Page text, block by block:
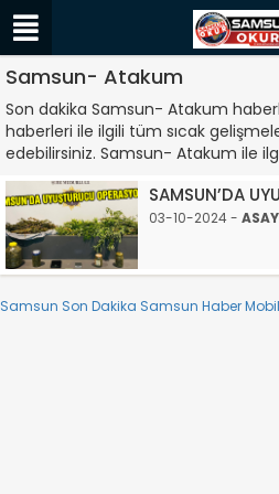
Samsun- Atakum
Son dakika Samsun- Atakum
haberleri ile ilgili tüm sıcak
edebilirsiniz. Samsun- Atakum ile
SAMSUN’DA
03-10-2024 -
Samsun Son Dakika Samsun Haber